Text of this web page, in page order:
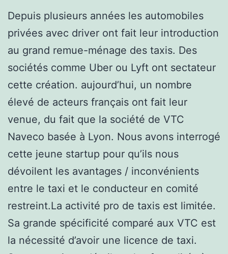
Depuis plusieurs années les automobiles
privées avec driver ont fait leur introduction
au grand remue-ménage des taxis. Des
sociétés comme Uber ou Lyft ont sectateur
cette création. aujourd’hui, un nombre
élevé de acteurs français ont fait leur
venue, du fait que la société de VTC
Naveco basée à Lyon. Nous avons interrogé
cette jeune startup pour qu’ils nous
dévoilent les avantages / inconvénients
entre le taxi et le conducteur en comité
restreint.La activité pro de taxis est limitée.
Sa grande spécificité comparé aux VTC est
la nécessité d’avoir une licence de taxi.